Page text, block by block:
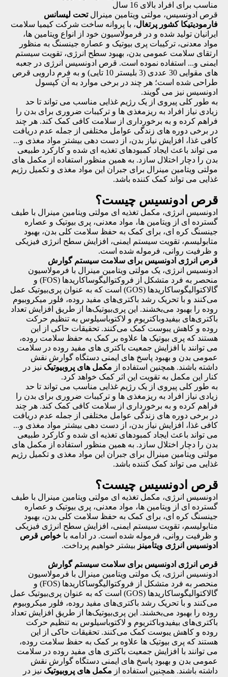
مناسب برای افراد بالای 16 سال
قرص ادونسیس، مولتی ویتامین مینرالتحت لیسانس
فارمودیتیکا کشور پرتغال، با پروانه ساخت شرکت کیمیا سلامت
ایرانیان تولید شده و در فرمولاسیون خود از انواع ویتامین ها،
مواد معدنی، ترکیبات پری بیوتیک و عصاره جینسنگ به منظور
ارتقای سلامت عمومی بدن، بهبود سطح انرژی، تقویت سیستم
ایمنی و... استفاده نموده است. قرص ادونسیس انرژی در جعبه
های مقوایی 30 عددی (3 بلیستر 10 تایی) و به فرم دارویی قرص
طراحی شده است؛ هر چند در برخی موارد به آن کپسول
ادونسیس نیز می گویند.
به طور کلی پیروی از یک رژیم غذایی مناسب می تواند تا حد
زیادی نیاز افراد به ریزمغذی ها و ترکیبات ضروری برای بدن را
فراهم کرده و به برخورداری از سلامت کافی کمک کند. هر چند
در برخی دوره های زندگی عوامل مختلفی از جمله عدم دریافت
کافی غذا، افزایش نیاز بدن، از دست دهی بیشتر مواد مغذی و...
می تواند باعث ایجاد کمبودهای تغذیه ای شده و کارکرد طبیعی
بدن را دچار اختلال سازد. به همین منظور استفاده از مکمل های
مولتی ویتامین مینرال برای جبران این مواد مغذی و تکمیل رژیم
غذایی می تواند کمک کننده باشد.
قرص ادونسیس چیست؟
ادونسیس انرژی، مکمل تغذیه ای مولتی ویتامین مینرال با طیف
گسترده ای از ویتامین ها، مواد معدنی، پری بیوتیک و عصاره
جینسنگ کره ای، برای کمک به حفظ سلامت کلی بدن، بهبود
متابولیسم، تقویت سیستم ایمنی، افزایش سطح انرژی فیزیکی
و ظرفیت روانی، فرموله شده است.
قرص انرژی ادونسیس برای سلامت سیستم گوارش
ادونسیس انرژی، یک مولتی ویتامین مینرال با فرمولاسیون
منحصر به فرد متشکل از فروکتوالیگوساکاریدها (FOS) و
گالاکتوالیگوساکاریدها (GOS) است که به عنوان پری‌بیوتیک‌ عمل
می‌کنند و با تحریک رشد باکتری‌های مفید روده، فلور میکروبیوم
روده را بهبود می‌بخشند. این پری‌بیوتیک‌ها از طریق افزایش تعداد
باکتری‌های بیفیدوباکتریوم و لاکتوباسیلوس به تنظیم حرکت
روده و کاهش یبوست کمک می‌کنند. تحقیقات حاکی از این
هستند که پری بیوتیک ها علاوه بر کمک به حفظ سلامت روده،
می توانند با افزایش جمعیت باکتری های مفید روده در سلامت
عمومی بدن و بهبود پاسخ های ایمنی دستگاه گوارش نقش
داشته باشند. همچنین استفاده از مکمل های پروبیوتیک نیز در
کنار این مکمل به تقویت این اثر کمک خواهد کرد.
به طور کلی پیروی از یک رژیم غذایی مناسب می تواند تا حد
زیادی نیاز افراد به ریزمغذی ها و ترکیبات ضروری برای بدن را
فراهم کرده و به برخورداری از سلامت کافی کمک کند. هر چند
در برخی دوره های زندگی عوامل مختلفی از جمله عدم دریافت
کافی غذا، افزایش نیاز بدن، از دست دهی بیشتر مواد مغذی و...
می تواند باعث ایجاد کمبودهای تغذیه ای شده و کارکرد طبیعی
بدن را دچار اختلال سازد. به همین منظور استفاده از مکمل های
مولتی ویتامین مینرال برای جبران این مواد مغذی و تکمیل رژیم
غذایی می تواند کمک کننده باشد.
قرص ادونسیس چیست؟
ادونسیس انرژی، مکمل تغذیه ای مولتی ویتامین مینرال با طیف
گسترده ای از ویتامین ها، مواد معدنی، پری بیوتیک و عصاره
جینسنگ کره ای، برای کمک به حفظ سلامت کلی بدن، بهبود
متابولیسم، تقویت سیستم ایمنی، افزایش سطح انرژی فیزیکی
و ظرفیت روانی، فرموله شده است. در ادامه با خواص قرص
ادونسیس انرژی ویتامینز بیشتر خواهیم پرداخت.
قرص انرژی ادونسیس برای سلامت سیستم گوارش
ادونسیس انرژی، یک مولتی ویتامین مینرال با فرمولاسیون
منحصر به فرد متشکل از فروکتوالیگوساکاریدها (FOS) و
گالاکتوالیگوساکاریدها (GOS) است که به عنوان پری‌بیوتیک‌ عمل
می‌کنند و با تحریک رشد باکتری‌های مفید روده، فلور میکروبیوم
روده را بهبود می‌بخشند. این پری‌بیوتیک‌ها از طریق افزایش تعداد
باکتری‌های بیفیدوباکتریوم و لاکتوباسیلوس به تنظیم حرکت
روده و کاهش یبوست کمک می‌کنند. تحقیقات حاکی از این
هستند که پری بیوتیک ها علاوه بر کمک به حفظ سلامت روده،
می توانند با افزایش جمعیت باکتری های مفید روده در سلامت
عمومی بدن و بهبود پاسخ های ایمنی دستگاه گوارش نقش
داشته باشند. همچنین استفاده از مکمل های پروبیوتیک نیز در